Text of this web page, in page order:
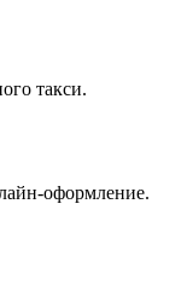
такси.
оформление.